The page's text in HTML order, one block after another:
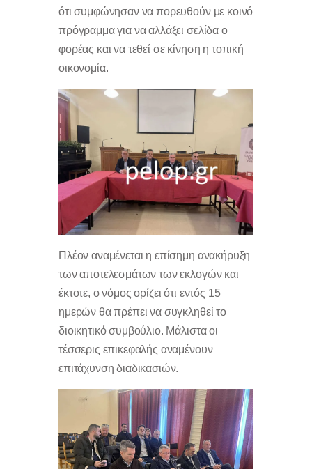
ότι συμφώνησαν να πορευθούν με κοινό
πρόγραμμα για να αλλάξει σελίδα ο
φορέας και να τεθεί σε κίνηση η τοπική
οικονομία.
Πλέον αναμένεται η επίσημη ανακήρυξη
των αποτελεσμάτων των εκλογών και
έκτοτε, ο νόμος ορίζει ότι εντός 15
ημερών θα πρέπει να συγκληθεί το
διοικητικό συμβούλιο. Μάλιστα οι
τέσσερις επικεφαλής αναμένουν
επιτάχυνση διαδικασιών.